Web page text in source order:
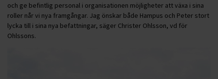
och ge befintlig personal i organisationen möjligheter att växa i sina
roller når vi nya framgångar. Jag önskar både Hampus och Peter stort
lycka till i sina nya befattningar, säger Christer Ohlsson, vd för
Ohlssons.